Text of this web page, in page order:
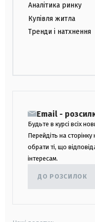
Аналітика ринку
Купівля житла
Тренди і натхнення
Email -
Будьте в курсі всіх
Перейдіть на
обрати ті, що
інтересам.
ДО РОЗСИЛОК